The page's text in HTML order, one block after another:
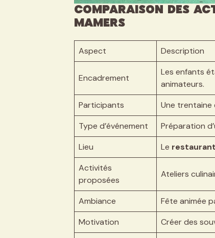
Comparaison des
Mamers
Aspect Description
Encadrement
Les enfants
animateurs.
Participants
Une trentaine
Type d’événement
Préparation
Lieu
Le
Activités
proposées
Ateliers
Ambiance Fête animée
Motivation
Créer des